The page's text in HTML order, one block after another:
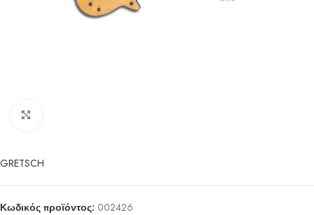
GRETSCH
Κωδικός προϊόντος: 002426